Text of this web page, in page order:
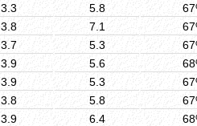
3.3 5.8
3.8 7.1
3.7 5.3
3.9 5.6
3.9 5.3
3.8 5.8
3.9 6.4